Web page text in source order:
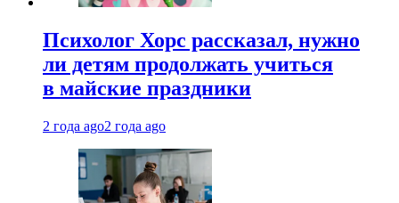
Психолог Хорс рассказал, нужно
ли детям продолжать учиться
в майские праздники
2 года ago2 года ago